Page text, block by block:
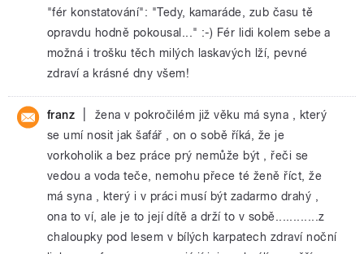
"fér konstatování": "Tedy, kamaráde, zub času tě
opravdu hodně pokousal..." :-) Fér lidi kolem sebe a
možná i trošku těch milých laskavých lží, pevné
zdraví a krásné dny všem!
franz
žena v pokročilém již věku má syna , který
se umí nosit jak šafář , on o sobě říká, že je
vorkoholik a bez práce prý nemůže být , řeči se
vedou a voda teče, nemohu přece té ženě říct, že
má syna , který i v práci musí být zadarmo drahý ,
ona to ví, ale je to její dítě a drží to v sobě............z
chaloupky pod lesem v bílých karpatech zdraví noční